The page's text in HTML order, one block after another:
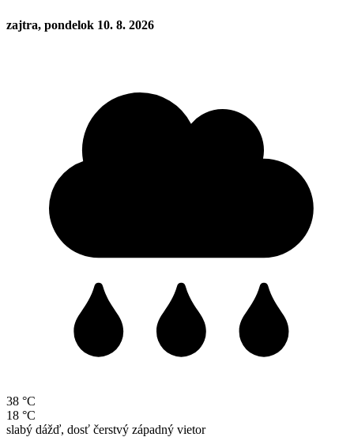
zajtra, pondelok 10. 8. 2026
38 °C
18 °C
slabý dážď, dosť čerstvý západný vietor